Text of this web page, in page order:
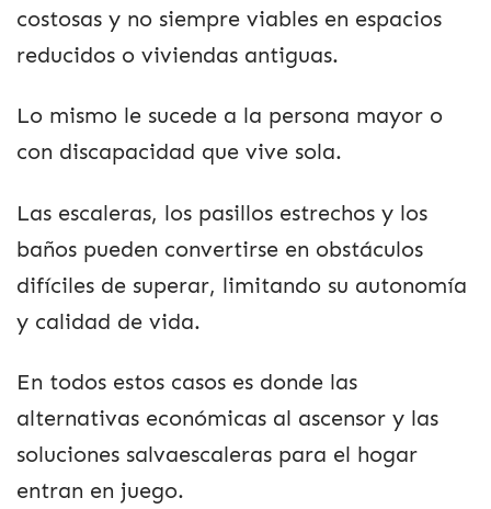
costosas y no siempre viables en espacios
reducidos o viviendas antiguas.
Lo mismo le sucede a la persona mayor o
con discapacidad que vive sola.
Las escaleras, los pasillos estrechos y los
baños pueden convertirse en obstáculos
difíciles de superar, limitando su autonomía
y calidad de vida.
En todos estos casos es donde las
alternativas económicas al ascensor y las
soluciones salvaescaleras para el hogar
entran en juego.